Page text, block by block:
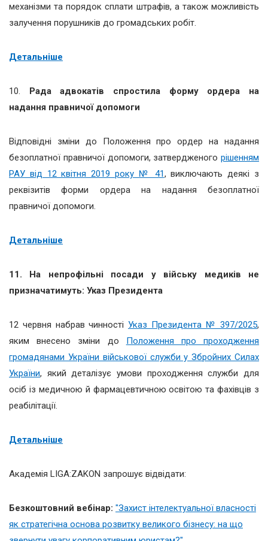
механізми та порядок сплати штрафів, а також можливість
залучення порушників до громадських робіт.
Детальніше
10. Рада адвокатів спростила форму ордера на
надання правничої допомоги
Відповідні зміни до Положення про ордер на надання
безоплатної правничої допомоги, затвердженого рішенням
РАУ від 12 квітня 2019 року № 41, виключають деякі з
реквізитів форми ордера на надання безоплатної
правничої допомоги.
Детальніше
11. На непрофільні посади у війську медиків не
призначатимуть: Указ Президента
12 червня набрав чинності Указ Президента № 397/2025,
яким внесено зміни до Положення про проходження
громадянами України військової служби у Збройних Силах
України, який деталізує умови проходження служби для
осіб із медичною й фармацевтичною освітою та фахівців з
реабілітації.
Детальніше
Академія LIGA:ZAKON запрошує відвідати:
Безкоштовний вебінар: "Захист інтелектуальної власності
як стратегічна основа розвитку великого бізнесу: на що